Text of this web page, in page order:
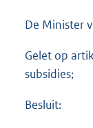
De Minister
Gelet op
subsidies;
Besluit: